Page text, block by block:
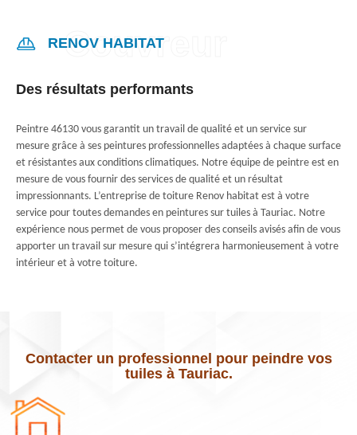
RENOV HABITAT
Des résultats performants
Peintre 46130 vous garantit un travail de qualité et un service sur
mesure grâce à ses peintures professionnelles adaptées à chaque surface
et résistantes aux conditions climatiques. Notre équipe de peintre est en
mesure de vous fournir des services de qualité et un résultat
impressionnants. L’entreprise de toiture Renov habitat est à votre
service pour toutes demandes en peintures sur tuiles à Tauriac. Notre
expérience nous permet de vous proposer des conseils avisés afin de vous
apporter un travail sur mesure qui s’intégrera harmonieusement à votre
intérieur et à votre toiture.
Contacter un professionnel pour peindre vos
tuiles à Tauriac.